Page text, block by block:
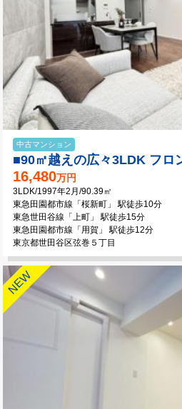
中古マンション
16,480万円
3LDK/1997年2月/90.39㎡
東急田園都市線「桜新町」 駅徒歩10分
東急世田谷線「上町」 駅徒歩15分
東急田園都市線「用賀」 駅徒歩12分
東京都世田谷区弦巻５丁目